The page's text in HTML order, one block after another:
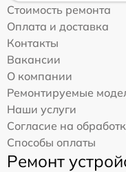
Стоимость ремонта
Оплата и доставка
Контакты
Вакансии
О компании
Ремонтируемые
Наши услуги
Согласие на
Способы оплаты
Ремонт